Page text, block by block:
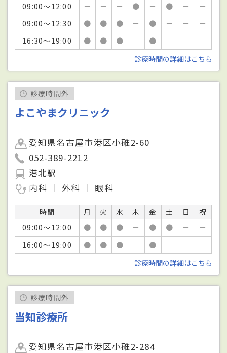
09:00～12:00
－ － － ● － ● －
－
09:00～12:30
● ● ● － ● － －
－
16:30～19:00
● ● ● － ● － －
－
診療時間の詳細はこちら
診療時間外
よこやまクリニック
愛知県名古屋市港区小碓2-60
052-389-2212
港北駅
内科
外科 眼科
時間 月 火 水 木 金 土 日
祝
09:00～12:00
● ● ● － ● ● －
－
16:00～19:00
● ● ● － ● － －
－
診療時間の詳細はこちら
診療時間外
当知診療所
愛知県名古屋市港区小碓2-284